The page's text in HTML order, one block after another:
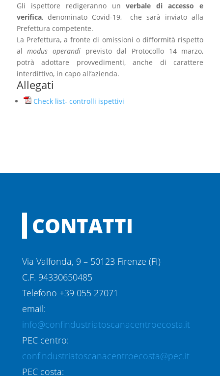
Gli ispettore redigeranno unverbale di accesso e
verifica, denominato Covid-19, che sarà inviato alla
Prefettura competente.
La Prefettura, a fronte di omissioni o difformità rispetto
almodus operandiprevisto dal Protocollo 14 marzo,
potrà adottare provvedimenti, anche di carattere
interdittivo, in capo all’azienda.
Allegati
Check list- controlli ispettivi
CONTATTI
Via Valfonda, 9 – 50123 Firenze (FI)
C.F. 94330650485
Telefono +39 055 27071
email:
info@confindustriatoscanacentroecosta.it
PEC centro:
confindustriatoscanacentroecosta@pec.it
PEC costa: